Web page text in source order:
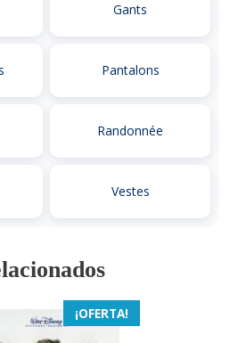
Gants
Pantalons
Randonnée
Vestes
¡OFERTA!